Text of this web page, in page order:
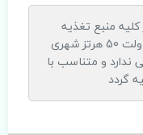
منبع تغذیه
سوئیچ ها با ورودی 220 ولت 50 هرتز شهری
ندارد و متناسب با
گردد